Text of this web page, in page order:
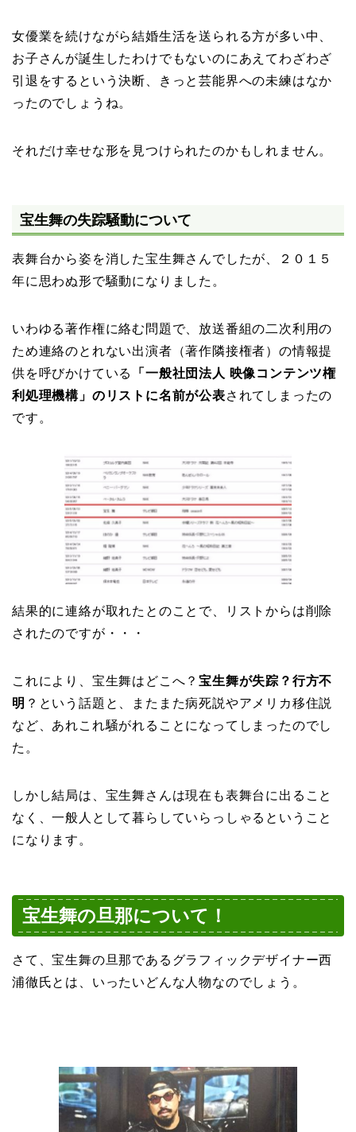
女優業を続けながら結婚生活を送られる方が多い中、
お子さんが誕生したわけでもないのにあえてわざわざ
引退をするという決断、きっと芸能界への未練はなか
ったのでしょうね。
それだけ幸せな形を見つけられたのかもしれません。
宝生舞の失踪騒動について
表舞台から姿を消した宝生舞さんでしたが、２０１５
年に思わぬ形で騒動になりました。
いわゆる著作権に絡む問題で、放送番組の二次利用の
ため連絡のとれない出演者（著作隣接権者）の情報提
供を呼びかけている
「一般社団法人 映像コンテンツ権
利処理機構」のリストに名前が公表されてしまったの
です。
結果的に連絡が取れたとのことで、リストからは削除
されたのですが・・・
これにより、宝生舞はどこへ？宝生舞が失踪？行方不
明 ？という話題と、またまた病死説やアメリカ移住説
など、あれこれ騒がれることになってしまったのでし
た。
しかし結局は、宝生舞さんは現在も表舞台に出ること
なく、一般人として暮らしていらっしゃるということ
になります。
宝生舞の旦那について！
さて、宝生舞の旦那であるグラフィックデザイナー西
浦徹氏とは、いったいどんな人物なのでしょう。